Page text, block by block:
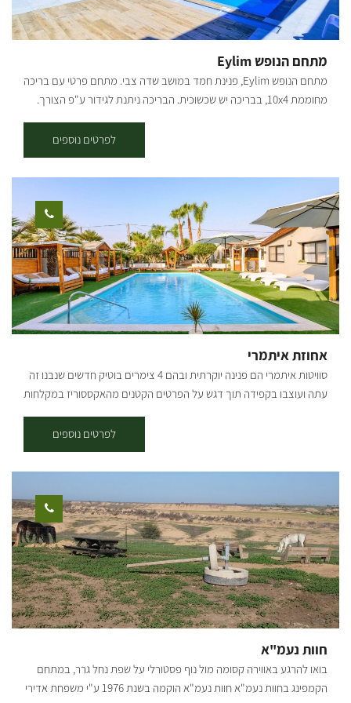
מתחם הנופש Eylim
מתחם הנופש Eylim, פנינת חמד במושב שדה צבי. מתחם פרטי עם בריכה
מחוממת 10x4, בבריכה יש שכשוכית. הבריכה ניתנת לגידור ע"פ הצורך.
שהוא), ממ"ד, אוהל בדואי, בריכה מחוממת, טניס שולחן, סל, שער-קט רגל,
עמדת טעינה לרכבים חשמליים, עמדות מנגל ויחידה לארוחות משותפות.
במתחם הנופש ישנן 3 יחידות לינה: יחידה" עינת" עם חדר שינה וסלון, בסלון
יש ספה שנפתחת למיטה זוגית. יחידה" דקל" יחידת סטודיו, מיטה, זוגית,
ספה הנפתחת למיטה זוגית וג'קוזי זוגי פנימי. יחידה" תמר" יחידת סטודיו,
מיטה זוגית, 2 כורסאות טלויזיה וג'קוזי זוגי פנימי. לכל יחידה יש מטבחון
מאובזר, מזגן, טלוויזיה חכמה, ווי פיי שירותים מקלחת ומטבח חיצוני מפנק.
היחידות מתאימות עד 5 אנשים (לא כולל ילדים קטנים). בנוסף לכל הטוב
הזה, יש יחידה רביעית - "גפן". משמשת כחדר אוכל משותף וכוללת טלויזיה
חכמה גדולה (75"), מקררים, מקפיא, מטבחון, שירותים. במקום ניתן לקיים
אירועים קטנים (בר/בת מצווה), ימי גיבוש, מסיבת רווקים, ימי הולדת וסופי
ids="32946,32948,32950,32952,32954,32956,32960,32962,32964,32
966,32968,32970,32972,32974,32976,32978"]
לפרטים נוספים
אחוזת איתמרי
סוויטות איתמרי הם פנינה יוקרתית ובהם 4 צימרים בוטיק חדשים שנבנו זה
עתה ועוצבו בקפידה תוך דגש על הפרטים הקטנים מהאקססוריז במקלחות
הבית מפנקת תמיד ובאופן ספונטני (אוקיי, אולי עשינו פה ספוילר קטן), ועל
כך יעידו אורחים ששהו במקום ונותרו מופתעים מהלב הרחב של המארחים.
הצימרים מותאמים לזוגות, למסיבות רווקות/רווקים, למשפחה או לפני
מקסים ומושלם לצורך צילומים (לכלות ובכלל), ספה נפתחת שגם בה ניתן
לישון, שולחן סלוני מעץ אלון מעושן, שולחן מטבח, מטבח מאובזר כולל
מכונת אספרסו של Nespreso, פלטת בישול ופלטת שבת ומיחם לשומרי
שבת. המקום מתאים גם לדתיים, במטבחים קיימים כלים בשריים וחלביים
בהפרדה יש בית כנסת בסביבה. מחוץ לצימרים יש מדשאות ענק, עצי פרי
קסומים של תאנים, ענבים, זיתים, תפוזים, לימונים, סברס ורימונים, תמרים.
אזור מגודר ותחום של בריכה ענקית ומסביב לה פינות ישיבה מפנקות ועצי
לילדים, נדנדות, מגלשות, שולחן כדור רגל, שולחן סנוקר ושולחן טניס.
מתחחם הבריכה: מתאים למסיבות רווקים/רווקות וימי הולדת, הצימר
הגדול נמצא על שפת הבריכה ובנוסף כל השירותים של מוסיקה והגברה,
לפרטים נוספים
חוות נעמ"א
בואו להרגע באווירה קסומה מול נוף פסטורלי על שפת נחל גרר, במתחם
הקמפינג בחוות נעמ"א חוות נעמ"א הוקמה בשנת 1976 ע"י משפחת אדירי